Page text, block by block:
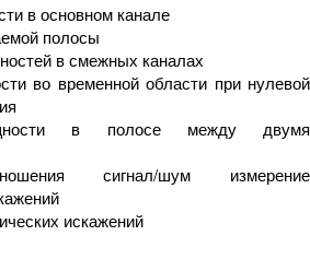
в основном канале
полосы
в смежных каналах
во временной области при нулевой
в полосе между двумя
сигнал/шум измерение
искажений